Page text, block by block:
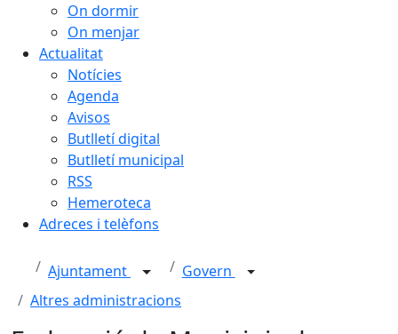
On dormir
On menjar
Actualitat
Notícies
Agenda
Avisos
Butlletí digital
Butlletí municipal
RSS
Hemeroteca
Adreces i telèfons
Ajuntament
Govern
Altres administracions